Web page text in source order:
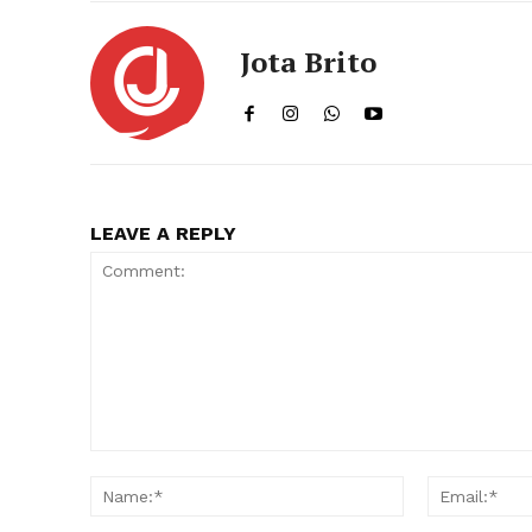
Jota Brito
LEAVE A REPLY
Name:*